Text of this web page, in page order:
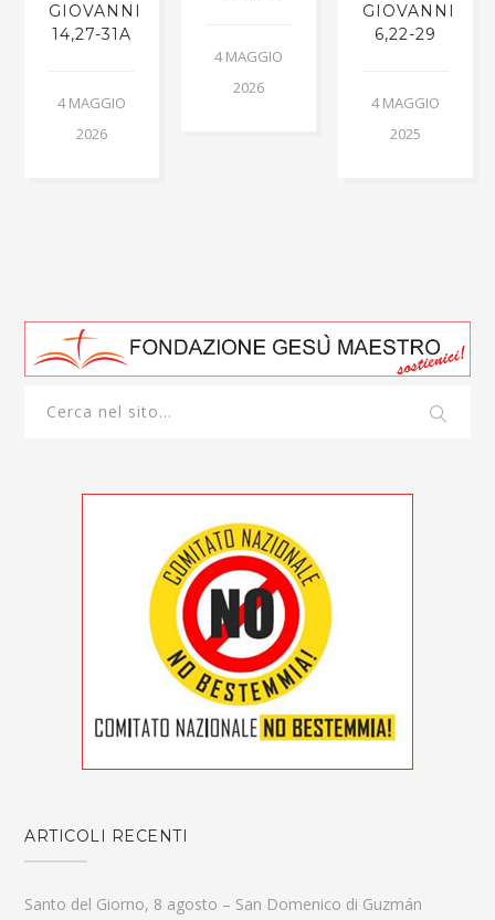
GIOVANNI
14,27-31A
4 MAGGIO
2026
4 MAGGIO
2026
GIOVANNI
6,22-29
4 MAGGIO
2025
ARTICOLI RECENTI
Santo del Giorno, 8 agosto – San Domenico di Guzmán